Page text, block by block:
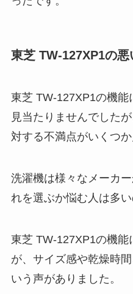
東芝 TW-127XP1の悪
東芝 TW-127XP1の機
見当たりませんでした
対する不満点がいくつか
洗濯機は様々なメーカ
れを選ぶか悩む人は多
東芝 TW-127XP1の機
が、サイズ感や乾燥時
いう声がありました。